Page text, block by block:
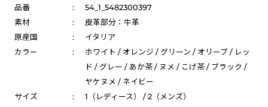
品番 :
54_1_5482300397
素材
:
皮革部分：牛革
原産国
:
イタリア
カラー
:
ホワイト / オレンジ / グリーン / オリーブ / レッ
ド / グレー / あか茶 / ヌメ / こげ茶 / ブラック /
ヤケヌメ / ネイビー
サイズ
:
1（レディース） / 2（メンズ）